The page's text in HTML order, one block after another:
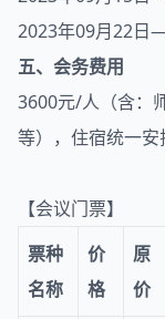
2023年09月22
五、会务费用
3600元/人（含：
等），住宿统一安
【会议门票】
票种
名称
价
格
原
价